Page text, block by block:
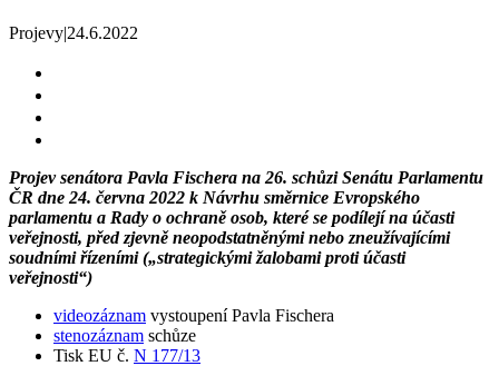
Projevy|24.6.2022
Projev senátora Pavla Fischera na 26. schůzi Senátu Parlamentu
ČR dne 24. června 2022 k Návrhu směrnice Evropského
parlamentu a Rady o ochraně osob, které se podílejí na účasti
veřejnosti, před zjevně neopodstatněnými nebo zneužívajícími
soudními řízeními („strategickými žalobami proti účasti
veřejnosti“)
videozáznam vystoupení Pavla Fischera
stenozáznam schůze
Tisk EU č. N 177/13